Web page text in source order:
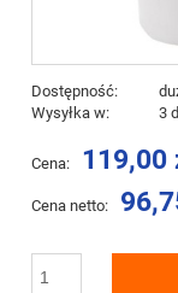
Dostępność:
Wysyłka w:
3
Cena: 119,00
Cena netto: